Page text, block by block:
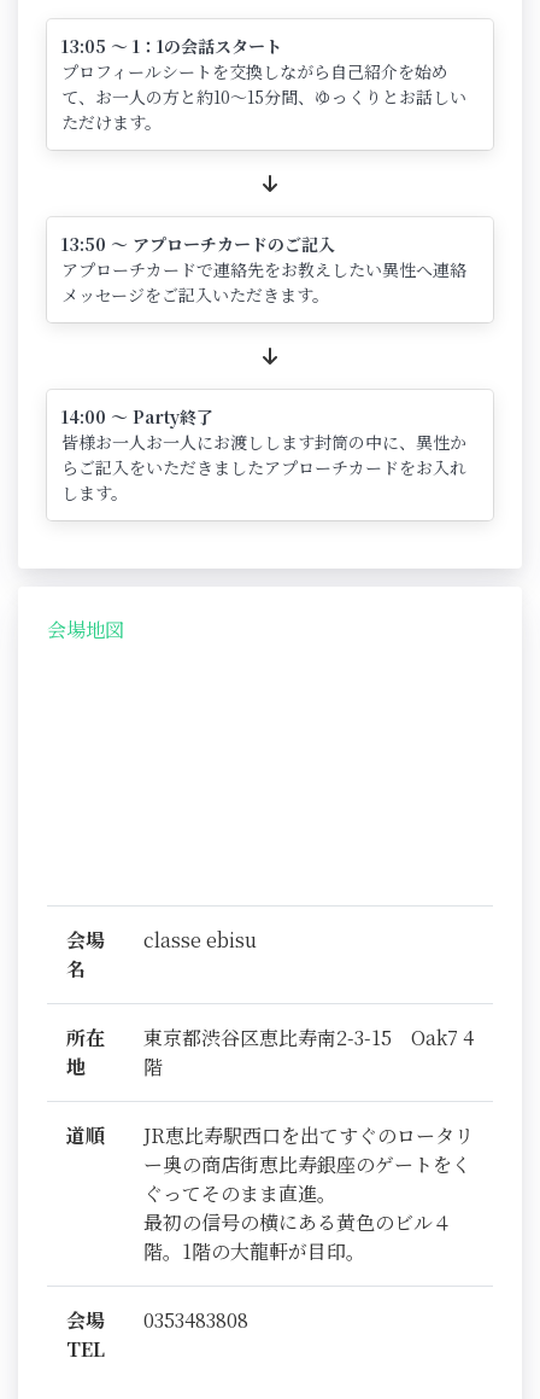
13:05 ～ 1：1の会話スタート
プロフィールシートを交換しながら自己紹介を始め
て、お一人の方と約10～15分間、ゆっくりとお話しい
ただけます。
13:50 ～ アプローチカードのご記入
アプローチカードで連絡先をお教えしたい異性へ連絡
メッセージをご記入いただきます。
14:00 ～ Party終了
皆様お一人お一人にお渡しします封筒の中に、異性か
らご記入をいただきましたアプローチカードをお入れ
します。
会場地図
会場
名
classe ebisu
所在
地
東京都渋谷区恵比寿南2-3-15 Oak7 4
階
道順
JR恵比寿駅西口を出てすぐのロータリ
ー奥の商店街恵比寿銀座のゲートをく
ぐってそのまま直進。
最初の信号の横にある黄色のビル４
階。1階の大龍軒が目印。
会場
TEL
0353483808